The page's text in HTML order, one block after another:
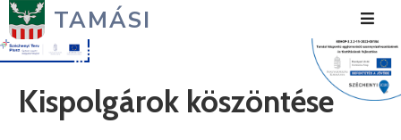
TAMÁSI
Városunk
Kispolgárok köszöntése